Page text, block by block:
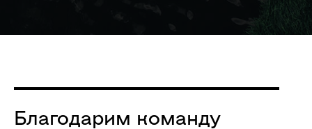
Благодарим команду